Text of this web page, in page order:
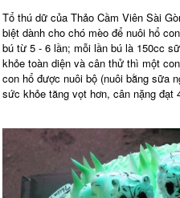
Tổ thú dữ của Thảo Cầm Viên Sài
biệt dành cho chó mèo để nuôi hổ
bú từ 5 - 6 lần; mỗi lần bú là 150cc
khỏe toàn diện và cân thử thì một
con hổ được nuôi bộ (nuôi bằng sữa
sức khỏe tăng vọt hơn, cân nặng đạt